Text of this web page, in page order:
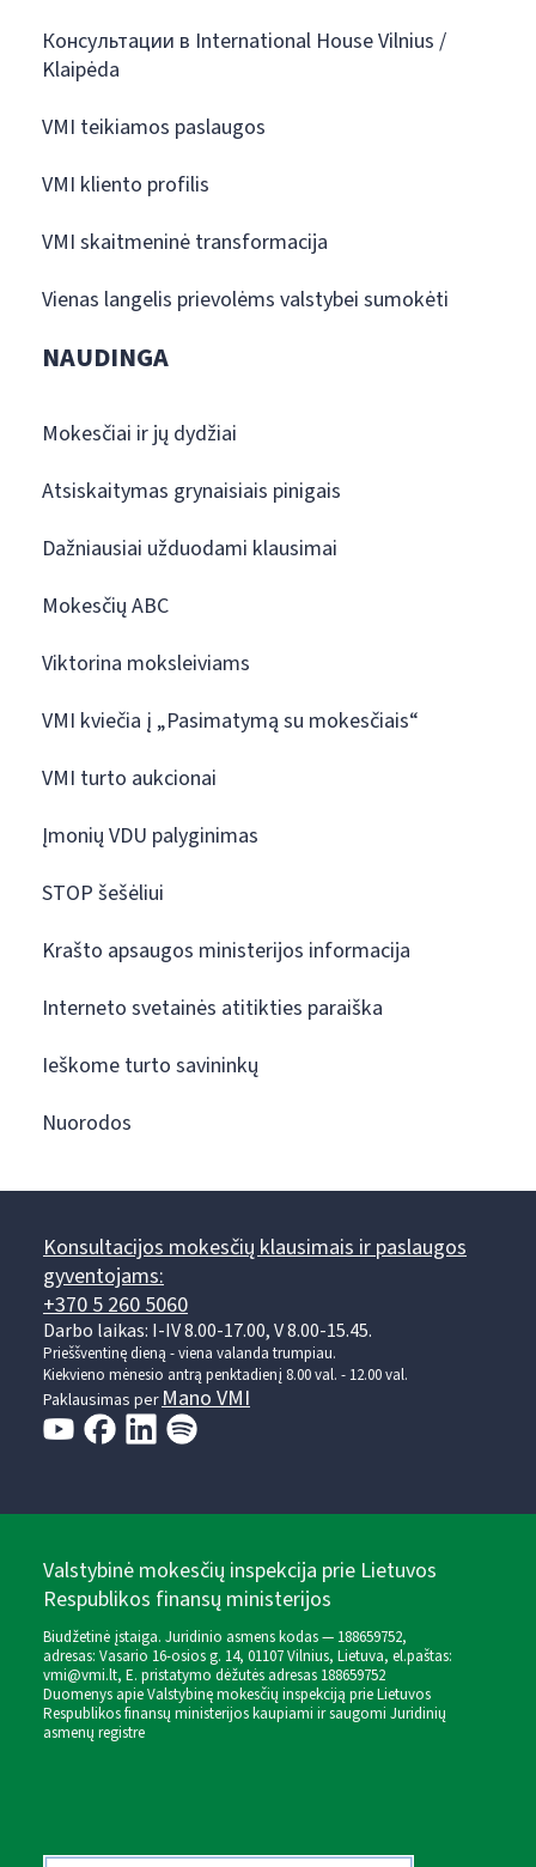
Консультации в International House Vilnius /
Klaipėda
VMI teikiamos paslaugos
VMI kliento profilis
VMI skaitmeninė transformacija
Vienas langelis prievolėms valstybei sumokėti
NAUDINGA
Mokesčiai ir jų dydžiai
Atsiskaitymas grynaisiais pinigais
Dažniausiai užduodami klausimai
Mokesčių ABC
Viktorina moksleiviams
VMI kviečia į „Pasimatymą su mokesčiais“
VMI turto aukcionai
Įmonių VDU palyginimas
STOP šešėliui
Krašto apsaugos ministerijos informacija
Interneto svetainės atitikties paraiška
Ieškome turto savininkų
Nuorodos
Konsultacijos mokesčių klausimais ir paslaugos
gyventojams:
+370 5 260 5060
Darbo laikas: I-IV 8.00-17.00, V 8.00-15.45.
Prieššventinę dieną - viena valanda trumpiau.
Kiekvieno mėnesio antrą penktadienį 8.00 val. - 12.00 val.
Paklausimas perMano VMI
Valstybinė mokesčių inspekcija prie Lietuvos
Respublikos finansų ministerijos
Biudžetinė įstaiga. Juridinio asmens kodas — 188659752,
adresas: Vasario 16-osios g. 14, 01107 Vilnius, Lietuva, el.paštas:
vmi@vmi.lt, E. pristatymo dėžutės adresas 188659752
Duomenys apie Valstybinę mokesčių inspekciją prie Lietuvos
Respublikos finansų ministerijos kaupiami ir saugomi Juridinių
asmenų registre